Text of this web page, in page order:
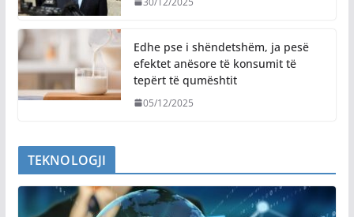
Edhe pse i shëndetshëm, ja pesë
efektet anësore të konsumit të
tepërt të qumështit
05/12/2025
TEKNOLOGJI